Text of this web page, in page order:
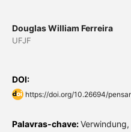
Douglas William Ferreira
UFJF
DOI:
https://doi.org/10.26694/
Palavras-chave: